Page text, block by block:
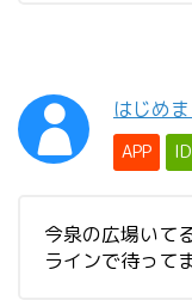
はじめ
APP ID
今泉の広場いて
ラインで待って